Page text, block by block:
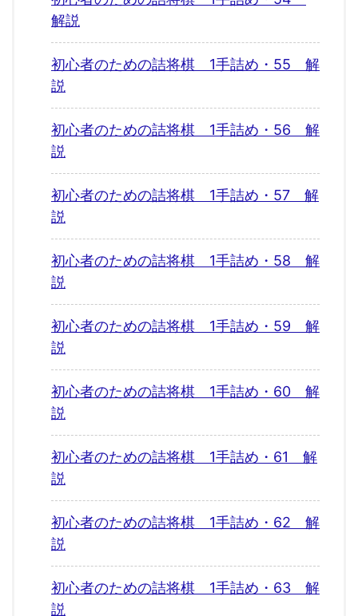
解説
初心者のための詰将棋 1手詰め・55 解
説
初心者のための詰将棋 1手詰め・56 解
説
初心者のための詰将棋 1手詰め・57 解
説
初心者のための詰将棋 1手詰め・58 解
説
初心者のための詰将棋 1手詰め・59 解
説
初心者のための詰将棋 1手詰め・60 解
説
初心者のための詰将棋 1手詰め・61 解
説
初心者のための詰将棋 1手詰め・62 解
説
初心者のための詰将棋 1手詰め・63 解
説